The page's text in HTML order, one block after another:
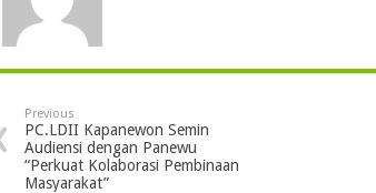
Previous
PC.LDII Kapanewon Semin
Audiensi dengan Panewu
“Perkuat Kolaborasi Pembinaan
Masyarakat”